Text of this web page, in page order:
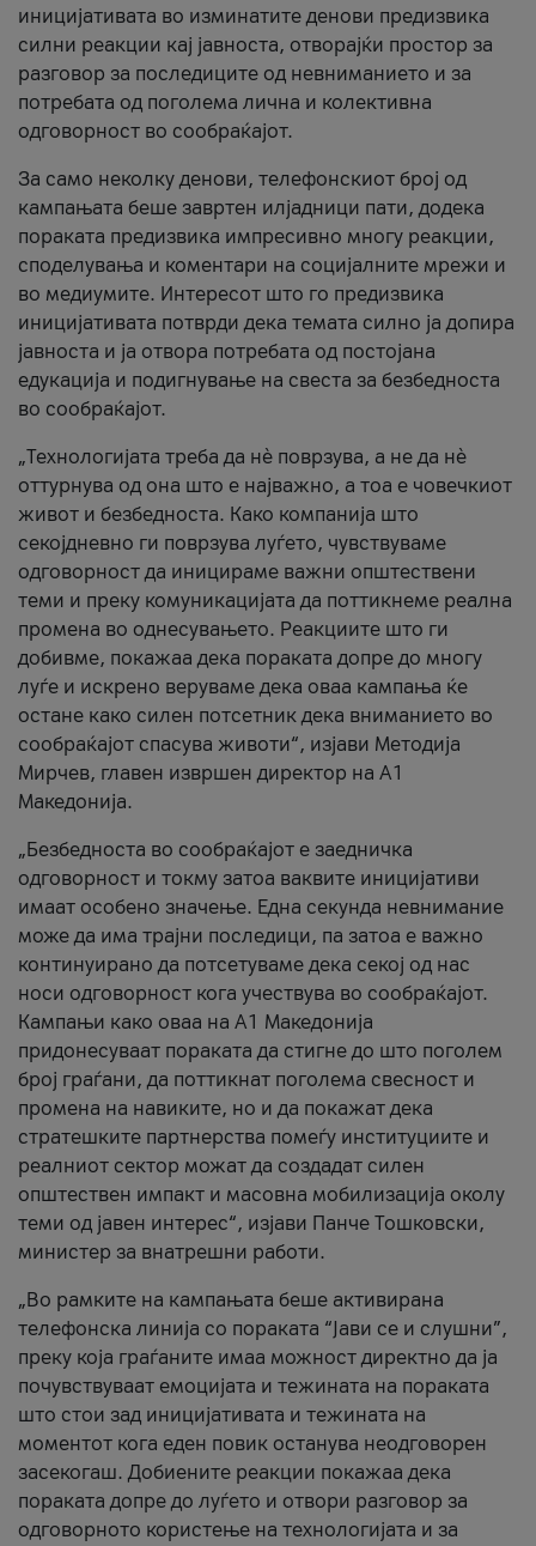
иницијативата во изминатите денови предизвика
силни реакции кај јавноста, отворајќи простор за
разговор за последиците од невниманието и за
потребата од поголема лична и колективна
одговорност во сообраќајот.
За само неколку денови, телефонскиот број од
кампањата беше завртен илјадници пати, додека
пораката предизвика импресивно многу реакции,
споделувања и коментари на социјалните мрежи и
во медиумите. Интересот што го предизвика
иницијативата потврди дека темата силно ја допира
јавноста и ја отвора потребата од постојана
едукација и подигнување на свеста за безбедноста
во сообраќајот.
„Технологијата треба да нè поврзува, а не да нè
оттурнува од она што е најважно, а тоа е човечкиот
живот и безбедноста. Како компанија што
секојдневно ги поврзува луѓето, чувствуваме
одговорност да иницираме важни општествени
теми и преку комуникацијата да поттикнеме реална
промена во однесувањето. Реакциите што ги
добивме, покажаа дека пораката допре до многу
луѓе и искрено веруваме дека оваа кампања ќе
остане како силен потсетник дека вниманието во
сообраќајот спасува животи“, изјави Методија
Мирчев, главен извршен директор на А1
Македонија.
„Безбедноста во сообраќајот е заедничка
одговорност и токму затоа ваквите иницијативи
имаат особено значење. Една секунда невнимание
може да има трајни последици, па затоа е важно
континуирано да потсетуваме дека секој од нас
носи одговорност кога учествува во сообраќајот.
Кампањи како оваа на A1 Македонија
придонесуваат пораката да стигне до што поголем
број граѓани, да поттикнат поголема свесност и
промена на навиките, но и да покажат дека
стратешките партнерства помеѓу институциите и
реалниот сектор можат да создадат силен
општествен импакт и масовна мобилизација околу
теми од јавен интерес“, изјави Панче Тошковски,
министер за внатрешни работи.
„Во рамките на кампањата беше активирана
телефонска линија со пораката “Јави се и слушни”,
преку која граѓаните имаа можност директно да ја
почувствуваат емоцијата и тежината на пораката
што стои зад иницијативата и тежината на
моментот кога еден повик останува неодговорен
засекогаш. Добиените реакции покажаа дека
пораката допре до луѓето и отвори разговор за
одговорното користење на технологијата и за